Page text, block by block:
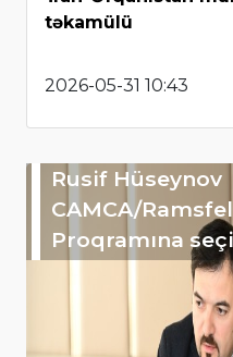
təkamülü
2026-05-31 10:43
Rusif Hüseynov
CAMCA/
Proqramına